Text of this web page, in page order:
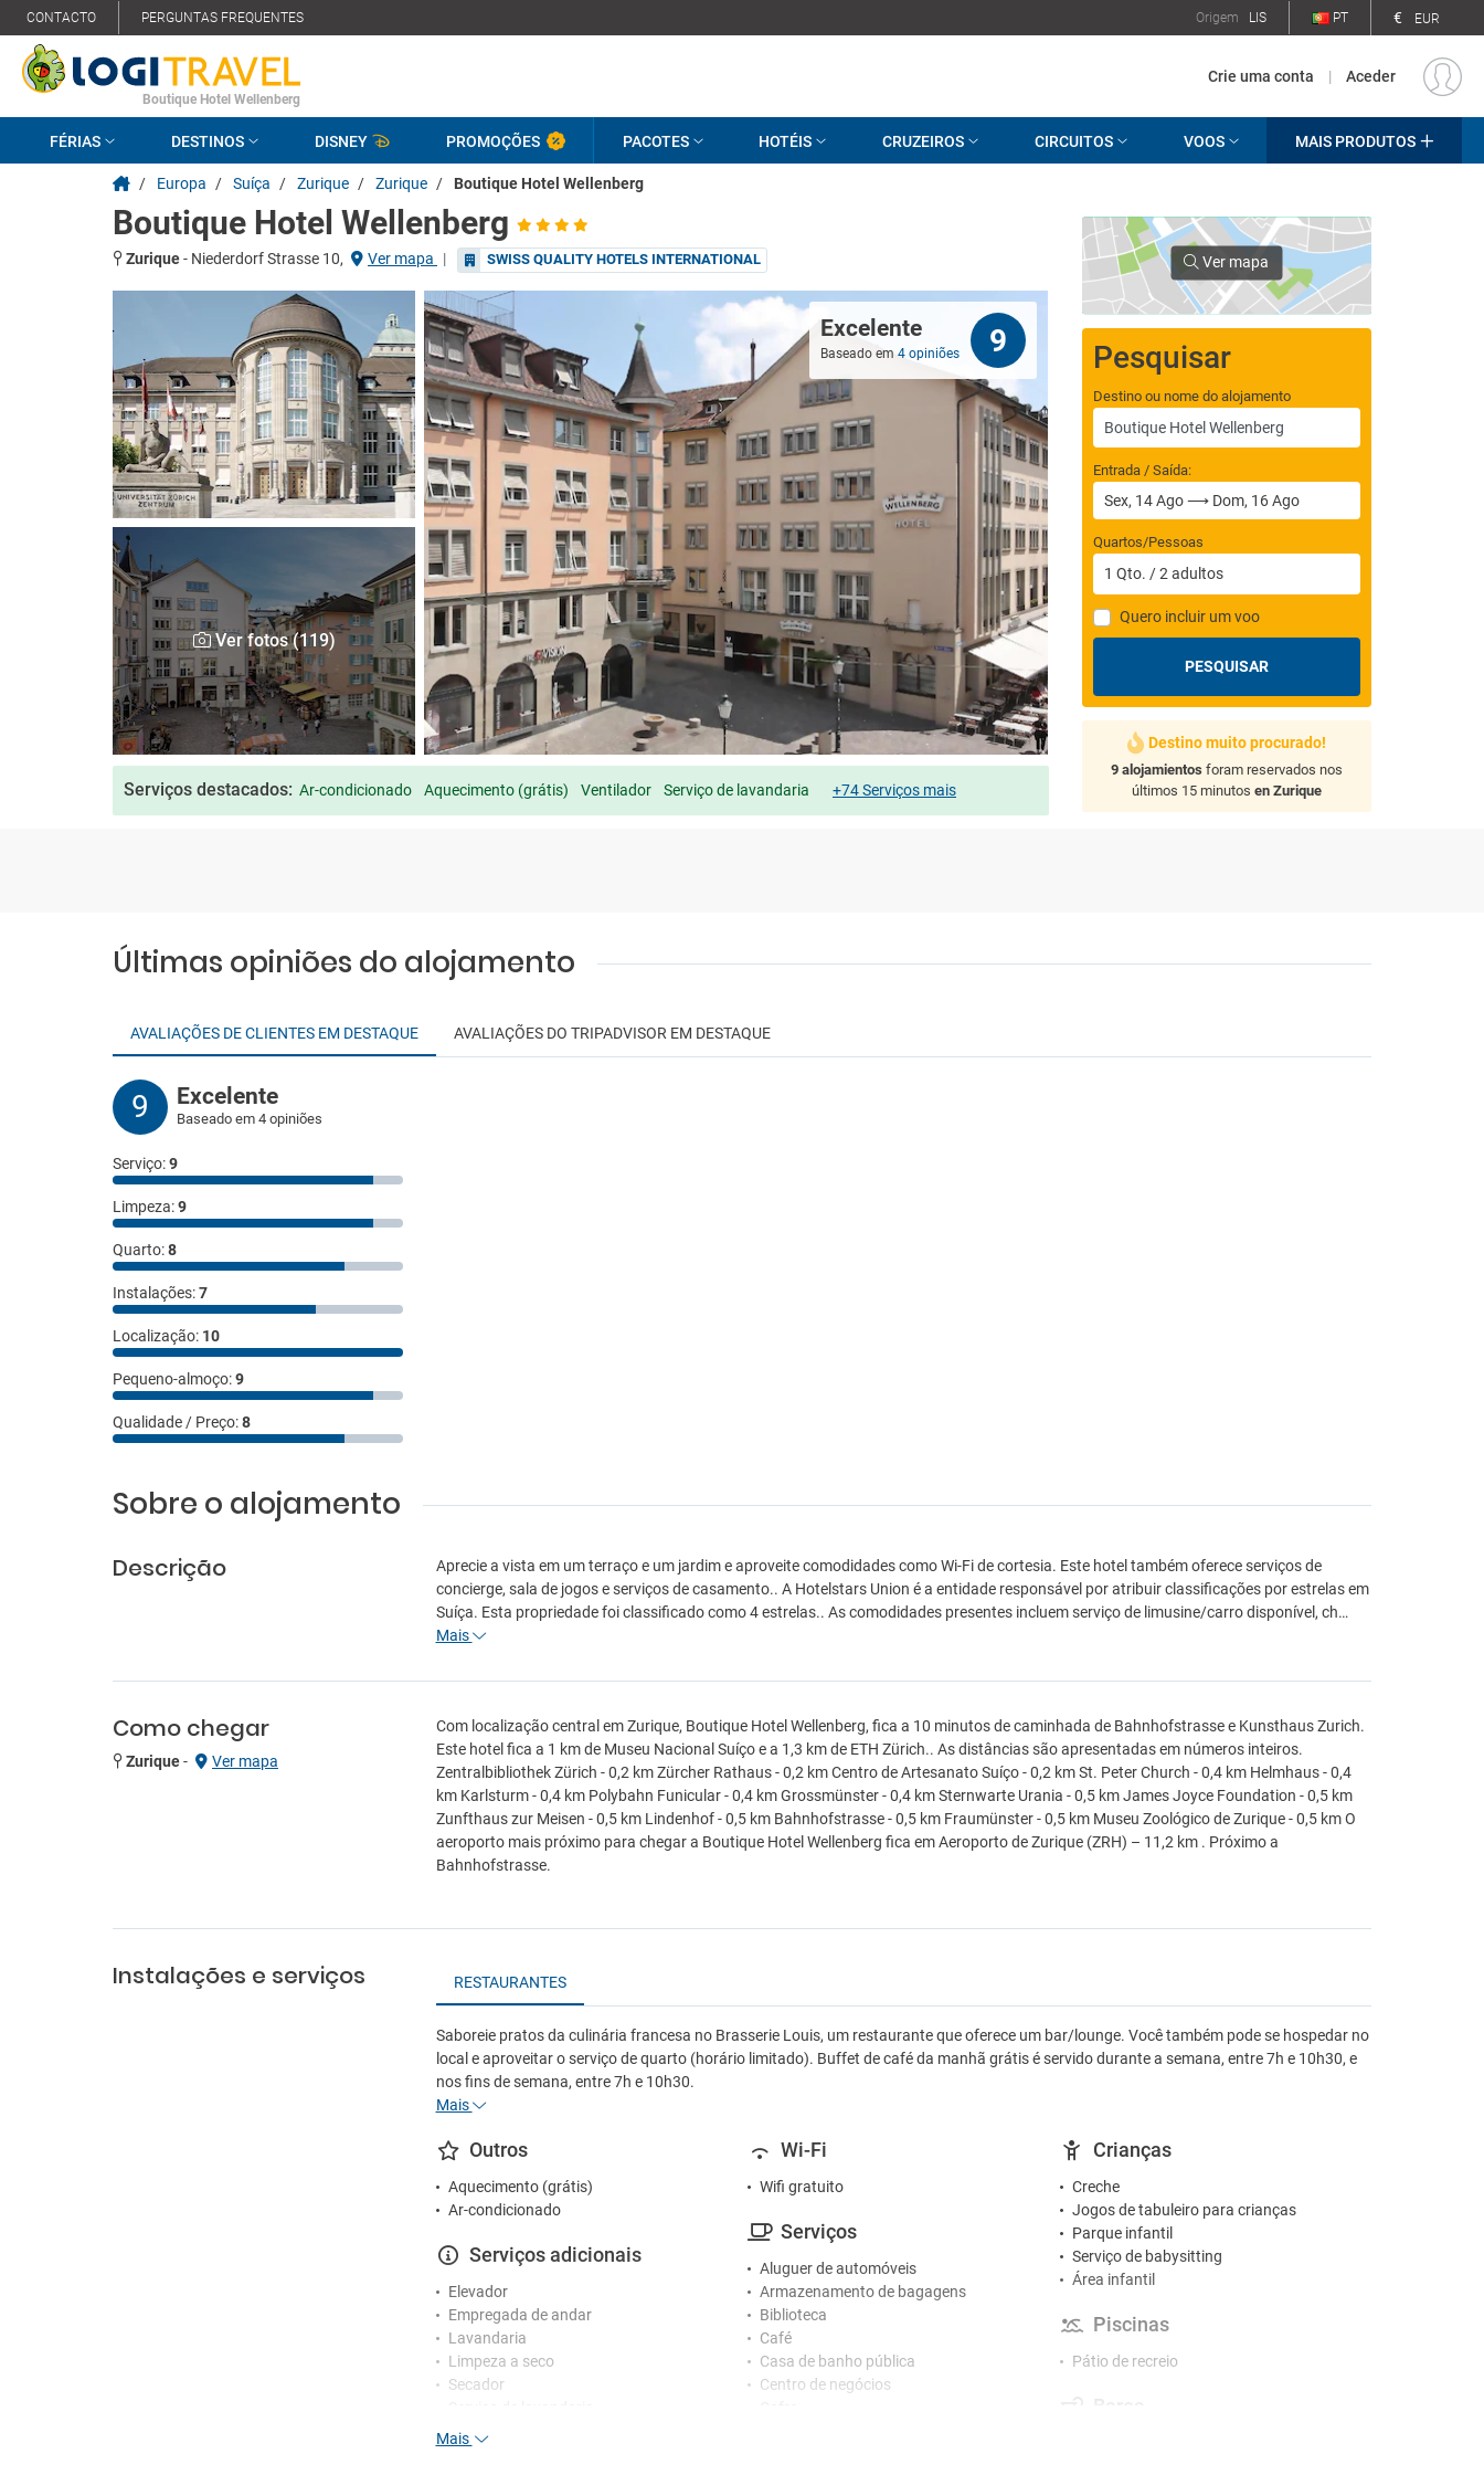
CONTACTO PERGUNTAS FREQUENTES Origem LIS PT € EUR
Boutique Hotel Wellenberg
Crie uma conta | Aceder
FÉRIAS DESTINOS DISNEY PROMOÇÕES PACOTES HOTÉIS CRUZEIROS CIRCUITOS VOOS MAIS PRODUTOS
/ Europa / Suíça / Zurique / Zurique / Boutique Hotel Wellenberg
Boutique Hotel Wellenberg
Zurique- Niederdorf Strasse 10, Ver mapa | SWISS QUALITY HOTELS INTERNATIONAL
Ver fotos (119)
Excelente
Baseado em4 opiniões 9
Serviços destacados: Ar-condicionado Aquecimento (grátis) Ventilador Serviço de lavandaria +74 Serviços mais
Ver mapa
Pesquisar
Destino ou nome do alojamento
Entrada / Saída:
Quartos/Pessoas
1 Qto. /2 adultos
Quero incluir um voo
PESQUISAR
Destino muito procurado!
9 alojamientos foram reservados nos
últimos 15 minutos en Zurique
Últimas opiniões do alojamento
AVALIAÇÕES DE CLIENTES EM DESTAQUE AVALIAÇÕES DO TRIPADVISOR EM DESTAQUE
9 Excelente
Baseado em 4 opiniões
Serviço:9
Limpeza:9
Quarto:8
Instalações:7
Localização: 10
Pequeno-almoço:9
Qualidade / Preço:8
Sobre o alojamento
Descrição
Aprecie a vista em um terraço e um jardim e aproveite comodidades como Wi-Fi de cortesia. Este hotel também oferece serviços de
concierge, sala de jogos e serviços de casamento.. A Hotelstars Union é a entidade responsável por atribuir classificações por estrelas em
Suíça. Esta propriedade foi classificado como 4 estrelas.. As comodidades presentes incluem serviço de limusine/carro disponível, ch…
Mais
Como chegar
Zurique- Ver mapa
Com localização central em Zurique, Boutique Hotel Wellenberg, fica a 10 minutos de caminhada de Bahnhofstrasse e Kunsthaus Zurich.
Este hotel fica a 1 km de Museu Nacional Suíço e a 1,3 km de ETH Zürich.. As distâncias são apresentadas em números inteiros.
Zentralbibliothek Zürich - 0,2 km Zürcher Rathaus - 0,2 km Centro de Artesanato Suíço - 0,2 km St. Peter Church - 0,4 km Helmhaus - 0,4
km Karlsturm - 0,4 km Polybahn Funicular - 0,4 km Grossmünster - 0,4 km Sternwarte Urania - 0,5 km James Joyce Foundation - 0,5 km
Zunfthaus zur Meisen - 0,5 km Lindenhof - 0,5 km Bahnhofstrasse - 0,5 km Fraumünster - 0,5 km Museu Zoológico de Zurique - 0,5 km O
aeroporto mais próximo para chegar a Boutique Hotel Wellenberg fica em Aeroporto de Zurique (ZRH) – 11,2 km . Próximo a
Bahnhofstrasse.
Instalações e serviços RESTAURANTES
Saboreie pratos da culinária francesa no Brasserie Louis, um restaurante que oferece um bar/lounge. Você também pode se hospedar no
local e aproveitar o serviço de quarto (horário limitado). Buffet de café da manhã grátis é servido durante a semana, entre 7h e 10h30, e
nos fins de semana, entre 7h e 10h30.
Mais
Outros
Aquecimento (grátis)
Ar-condicionado
Serviços adicionais
Elevador
Empregada de andar
Lavandaria
Limpeza a seco
Secador
Receção
Wi-Fi
Wifi gratuito
Serviços
Aluguer de automóveis
Armazenamento de bagagens
Biblioteca
Café
Casa de banho pública
Centro de negócios
Crianças
Creche
Jogos de tabuleiro para crianças
Parque infantil
Serviço de babysitting
Área infantil
Piscinas
Pátio de recreio
Mais